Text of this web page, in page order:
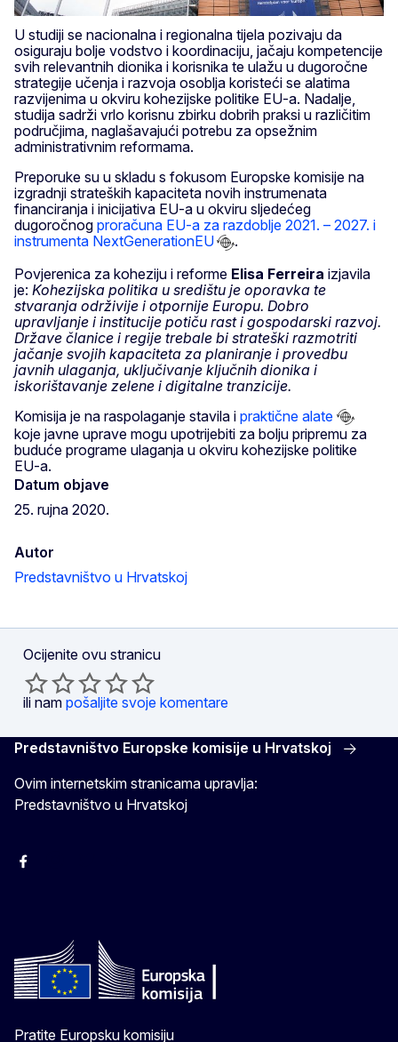
U studiji se nacionalna i regionalna tijela pozivaju da
osiguraju bolje vodstvo i koordinaciju, jačaju kompetencije
svih relevantnih dionika i korisnika te ulažu u dugoročne
strategije učenja i razvoja osoblja koristeći se alatima
razvijenima u okviru kohezijske politike EU-a. Nadalje,
studija sadrži vrlo korisnu zbirku dobrih praksi u različitim
područjima, naglašavajući potrebu za opsežnim
administrativnim reformama.
Preporuke su u skladu s fokusom Europske komisije na
izgradnji strateških kapaciteta novih instrumenata
financiranja i inicijativa EU-a u okviru sljedećeg
dugoročnog proračuna EU-a za razdoblje 2021. – 2027. i
instrumenta NextGenerationEU
.
Povjerenica za koheziju i reforme Elisa Ferreira izjavila
je: Kohezijska politika u središtu je oporavka te
stvaranja održivije i otpornije Europu. Dobro
upravljanje i institucije potiču rast i gospodarski razvoj.
Države članice i regije trebale bi strateški razmotriti
jačanje svojih kapaciteta za planiranje i provedbu
javnih ulaganja, uključivanje ključnih dionika i
iskorištavanje zelene i digitalne tranzicije.
Komisija je na raspolaganje stavila i praktične alate
koje javne uprave mogu upotrijebiti za bolju pripremu za
buduće programe ulaganja u okviru kohezijske politike
EU-a.
Datum objave
25. rujna 2020.
Autor
Predstavništvo u Hrvatskoj
Ocijenite ovu stranicu
ili nam pošaljite svoje komentare
Predstavništvo Europske komisije u Hrvatskoj
Ovim internetskim stranicama upravlja:
Predstavništvo u Hrvatskoj
Facebook
Pratite Europsku komisiju